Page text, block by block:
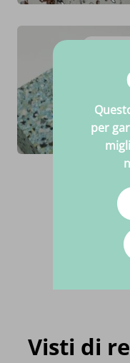
Alta
€16.60
Alta
Visti di
per